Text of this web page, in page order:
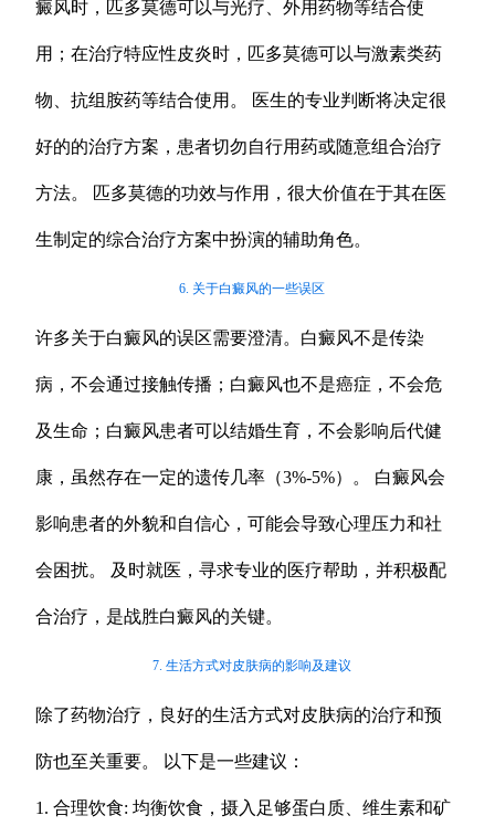
癜风时，匹多莫德可以与光疗、外用药物等结合使
用；在治疗特应性皮炎时，匹多莫德可以与激素类药
物、抗组胺药等结合使用。 医生的专业判断将决定很
好的的治疗方案，患者切勿自行用药或随意组合治疗
方法。 匹多莫德的功效与作用，很大价值在于其在医
生制定的综合治疗方案中扮演的辅助角色。
6. 关于白癜风的一些误区
许多关于白癜风的误区需要澄清。白癜风不是传染
病，不会通过接触传播；白癜风也不是癌症，不会危
及生命；白癜风患者可以结婚生育，不会影响后代健
康，虽然存在一定的遗传几率（3%-5%）。 白癜风会
影响患者的外貌和自信心，可能会导致心理压力和社
会困扰。 及时就医，寻求专业的医疗帮助，并积极配
合治疗，是战胜白癜风的关键。
7. 生活方式对皮肤病的影响及建议
除了药物治疗，良好的生活方式对皮肤病的治疗和预
防也至关重要。 以下是一些建议：
1. 合理饮食: 均衡饮食，摄入足够蛋白质、维生素和矿